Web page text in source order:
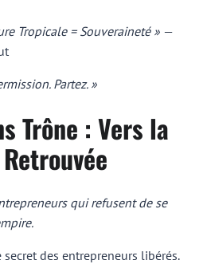
Tropicale = Souveraineté » —
Partez. »
Trône : Vers la
qui refusent de se
des entrepreneurs libérés.